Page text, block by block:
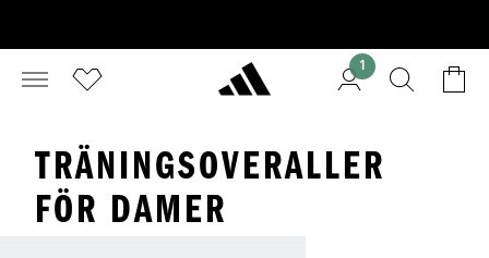
1
TRÄNINGSOVERALLER
FÖR DAMER